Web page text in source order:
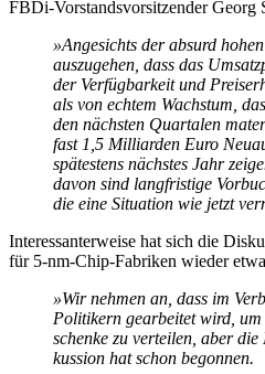
FBDi-Vorstandsvorsitzender Georg
»Angesichts der absurd
auszugehen, dass das
der Verfügbarkeit und
als von echtem Wachs­tum,
den nächsten Quartalen
fast 1,5 Mil­li­ar­den Euro
spätestens nächstes Jahr
davon sind lang­fris­tige
die eine Situation wie jetzt
Interessanterweise hat sich die
für 5-nm-Chip-Fabriken wieder
»Wir nehmen an, dass im
Poli­ti­kern ge­ar­bei­tet wird,
schen­ke zu verteilen, aber
kus­sion hat schon begonnen.